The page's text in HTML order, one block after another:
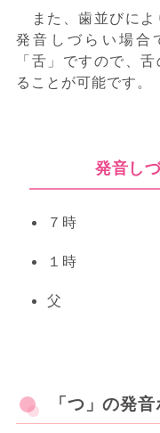
また、歯並びによ
発音しづらい場合
「舌」ですので、
ることが可能です。
発音し
７時
１時
父
「つ」の発